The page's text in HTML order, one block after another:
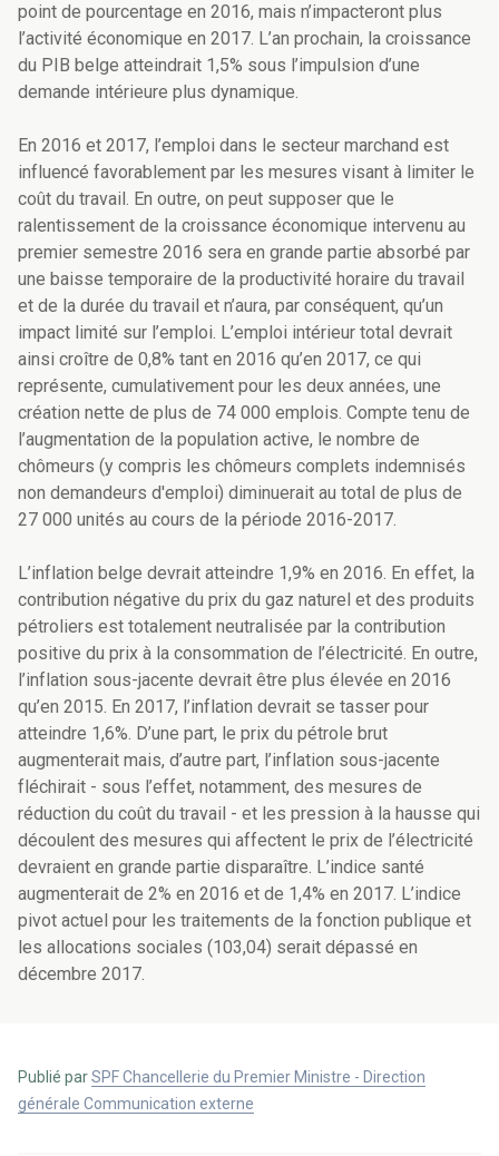
point de pourcentage en 2016, mais n’impacteront plus
l’activité économique en 2017. L’an prochain, la croissance
du PIB belge atteindrait 1,5% sous l’impulsion d’une
demande intérieure plus dynamique.
En 2016 et 2017, l’emploi dans le secteur marchand est
influencé favorablement par les mesures visant à limiter le
coût du travail. En outre, on peut supposer que le
ralentissement de la croissance économique intervenu au
premier semestre 2016 sera en grande partie absorbé par
une baisse temporaire de la productivité horaire du travail
et de la durée du travail et n’aura, par conséquent, qu’un
impact limité sur l’emploi. L’emploi intérieur total devrait
ainsi croître de 0,8% tant en 2016 qu’en 2017, ce qui
représente, cumulativement pour les deux années, une
création nette de plus de 74 000 emplois. Compte tenu de
l’augmentation de la population active, le nombre de
chômeurs (y compris les chômeurs complets indemnisés
non demandeurs d'emploi) diminuerait au total de plus de
27 000 unités au cours de la période 2016-2017.
L’inflation belge devrait atteindre 1,9% en 2016. En effet, la
contribution négative du prix du gaz naturel et des produits
pétroliers est totalement neutralisée par la contribution
positive du prix à la consommation de l’électricité. En outre,
l’inflation sous-jacente devrait être plus élevée en 2016
qu’en 2015. En 2017, l’inflation devrait se tasser pour
atteindre 1,6%. D’une part, le prix du pétrole brut
augmenterait mais, d’autre part, l’inflation sous-jacente
fléchirait - sous l’effet, notamment, des mesures de
réduction du coût du travail - et les pression à la hausse qui
découlent des mesures qui affectent le prix de l’électricité
devraient en grande partie disparaître. L’indice santé
augmenterait de 2% en 2016 et de 1,4% en 2017. L’indice
pivot actuel pour les traitements de la fonction publique et
les allocations sociales (103,04) serait dépassé en
décembre 2017.
Publié parSPF Chancellerie du Premier Ministre - Direction
générale Communication externe